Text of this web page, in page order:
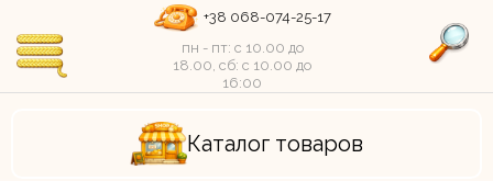
+38 068-074-25-17
пн - пт: c 10.00 до
18.00, сб: c 10.00 до
16:00
Каталог товаров